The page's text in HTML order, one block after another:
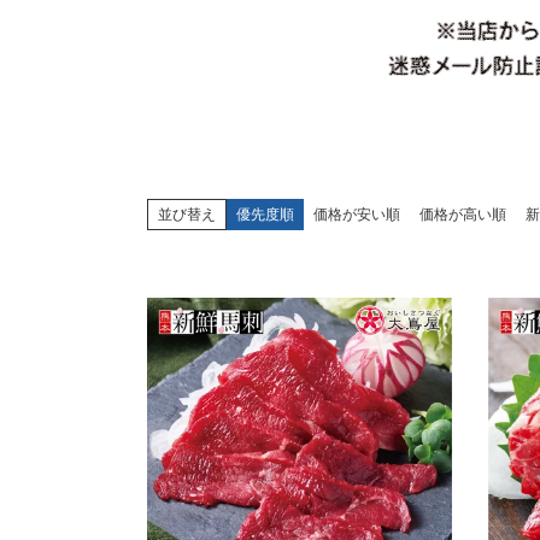
並び替え 優先度順 価格が安い順 価格が高い順